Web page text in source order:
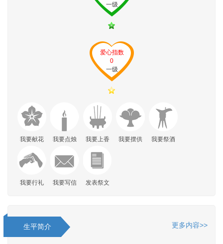
一级
爱心指数
0
一级
我要献花 我要点烛 我要上香 我要摆供 我要祭酒
我要行礼 我要写信 发表祭文
生平简介 更多内容>>